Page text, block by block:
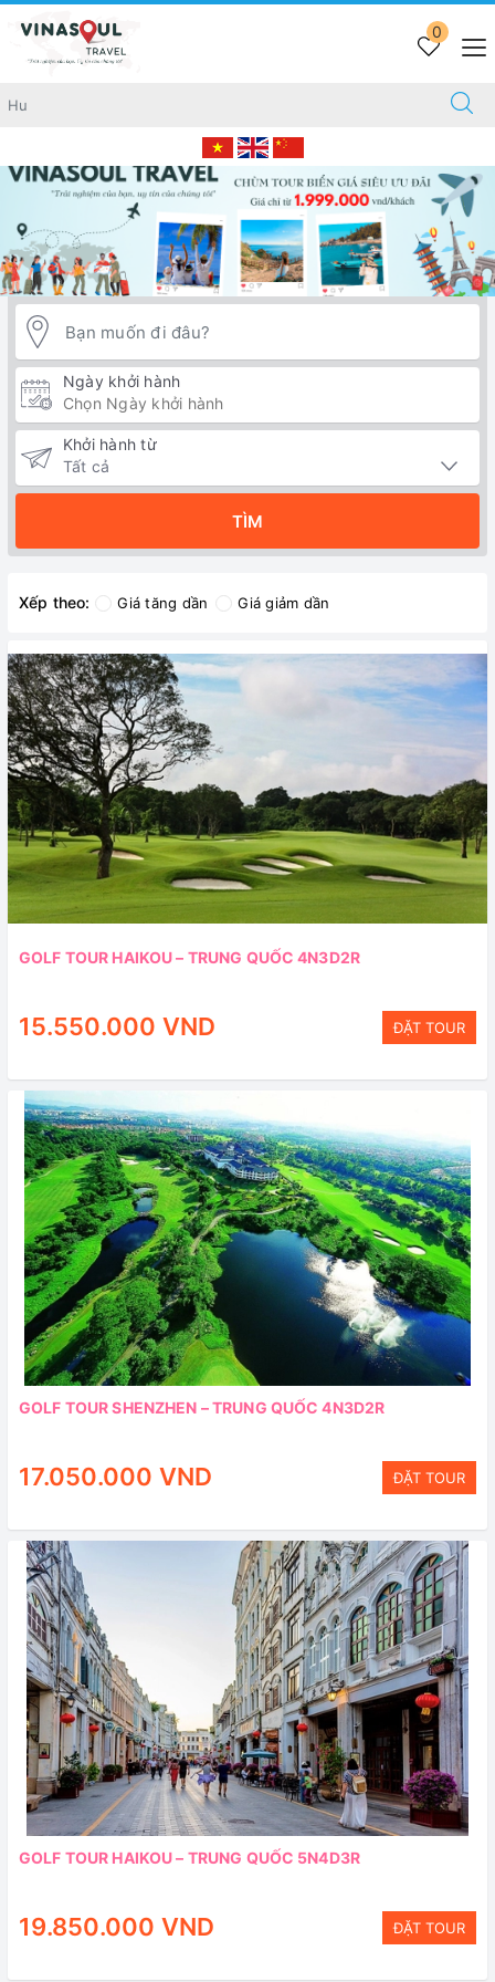
0
Trang chủ GOLF TOUR TRUNG QUỐC
Ngày khởi hành
Khởi hành từ
TÌM
Xếp theo: Giá tăng dần Giá giảm dần
GOLF TOUR HAIKOU – TRUNG QUỐC 4N3D2R
15.550.000 VND ĐẶT TOUR
GOLF TOUR SHENZHEN – TRUNG QUỐC 4N3D2R
17.050.000 VND ĐẶT TOUR
GOLF TOUR HAIKOU – TRUNG QUỐC 5N4D3R
19.850.000 VND ĐẶT TOUR